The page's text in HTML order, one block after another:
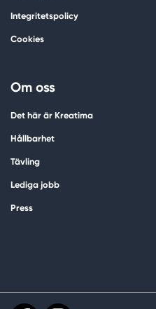
Integritetspolicy
Cookies
Om oss
Det här är Kreatima
Hållbarhet
Tävling
Lediga jobb
Press